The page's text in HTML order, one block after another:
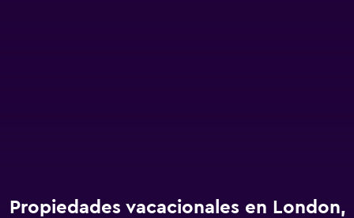
Propiedades vacacionales en London,